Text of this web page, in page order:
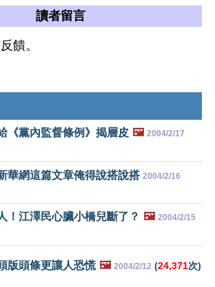
讀者留言
饋。
《黨內監督條例》揭層皮 🖼️ 2004/2/17
華網這篇文章俺得說搭說搭 2004/2/16
！江澤民心臟小橋兒斷了？ 🖼️ 2004/2/15
版頭條更讓人恐慌 🖼️ 2004/2/12 (24,371次)